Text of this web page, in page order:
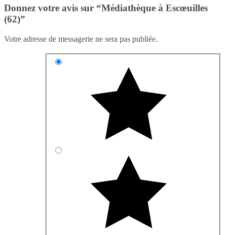
Donnez votre avis sur “Médiathèque à Escœuilles
(62)”
Votre adresse de messagerie ne sera pas publiée.